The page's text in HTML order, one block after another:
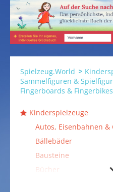
Spielzeug.World
Sammelfiguren &
Fingerboards & Fingerbikes
Kinderspielzeuge
Autos, Eisenbahnen &
Bällebäder
Bausteine
Bücher